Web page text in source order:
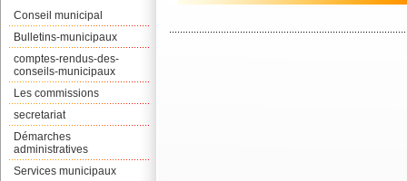
Conseil municipal
Bulletins-municipaux
comptes-rendus-des-
conseils-municipaux
Les commissions
secretariat
Démarches
administratives
Services municipaux